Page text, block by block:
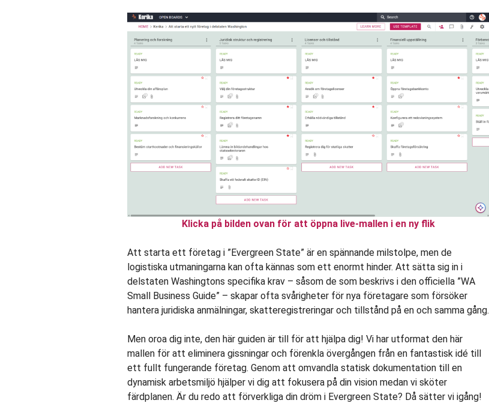
Klicka på bilden ovan för att öppna live-mallen i en ny flik
Att starta ett företag i ”Evergreen State” är en spännande milstolpe, men de
logistiska utmaningarna kan ofta kännas som ett enormt hinder. Att sätta sig in i
delstaten Washingtons specifika krav – såsom de som beskrivs i den officiella ”WA
Small Business Guide” – skapar ofta svårigheter för nya företagare som försöker
hantera juridiska anmälningar, skatteregistreringar och tillstånd på en och samma gång.
Men oroa dig inte, den här guiden är till för att hjälpa dig! Vi har utformat den här
mallen för att eliminera gissningar och förenkla övergången från en fantastisk idé till
ett fullt fungerande företag. Genom att omvandla statisk dokumentation till en
dynamisk arbetsmiljö hjälper vi dig att fokusera på din vision medan vi sköter
färdplanen. Är du redo att förverkliga din dröm i Evergreen State? Då sätter vi igång!